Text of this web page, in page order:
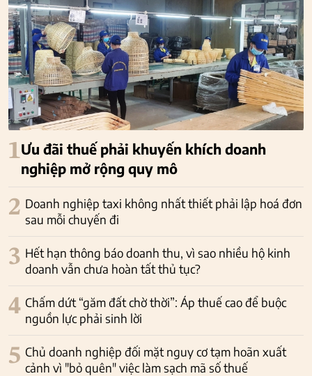
1Ưu đãi thuế phải khuyến khích doanh
nghiệp mở rộng quy mô
2 Doanh nghiệp taxi không nhất thiết phải lập hoá đơn
sau mỗi chuyến đi
3 Hết hạn thông báo doanh thu, vì sao nhiều hộ kinh
doanh vẫn chưa hoàn tất thủ tục?
4 Chấm dứt “găm đất chờ thời”: Áp thuế cao để buộc
nguồn lực phải sinh lời
5 Chủ doanh nghiệp đối mặt nguy cơ tạm hoãn xuất
cảnh vì "bỏ quên" việc làm sạch mã số thuế